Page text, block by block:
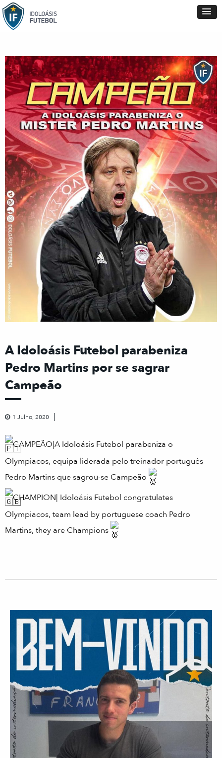
A Idoloásis Futebol parabeniza
Pedro Martins por se sagrar
Campeão
1 Julho, 2020
CAMPEÃO|A Idoloásis Futebol parabeniza o
Olympiacos, equipa liderada pelo treinador português
Pedro Martins que sagrou-se Campeão
CHAMPION| Idoloásis Futebol congratulates
Olympiacos, team lead by portuguese coach Pedro
Martins, they are Champions